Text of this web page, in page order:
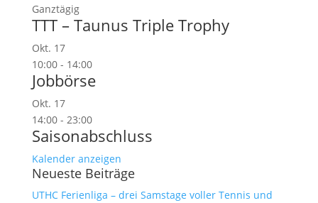
Ganztägig
TTT – Taunus Triple Trophy
Okt. 17
10:00- 14:00
Jobbörse
Okt. 17
14:00- 23:00
Saisonabschluss
Kalender anzeigen
Neueste Beiträge
UTHC Ferienliga – drei Samstage voller Tennis und